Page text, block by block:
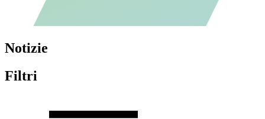
Notizie
Filtri